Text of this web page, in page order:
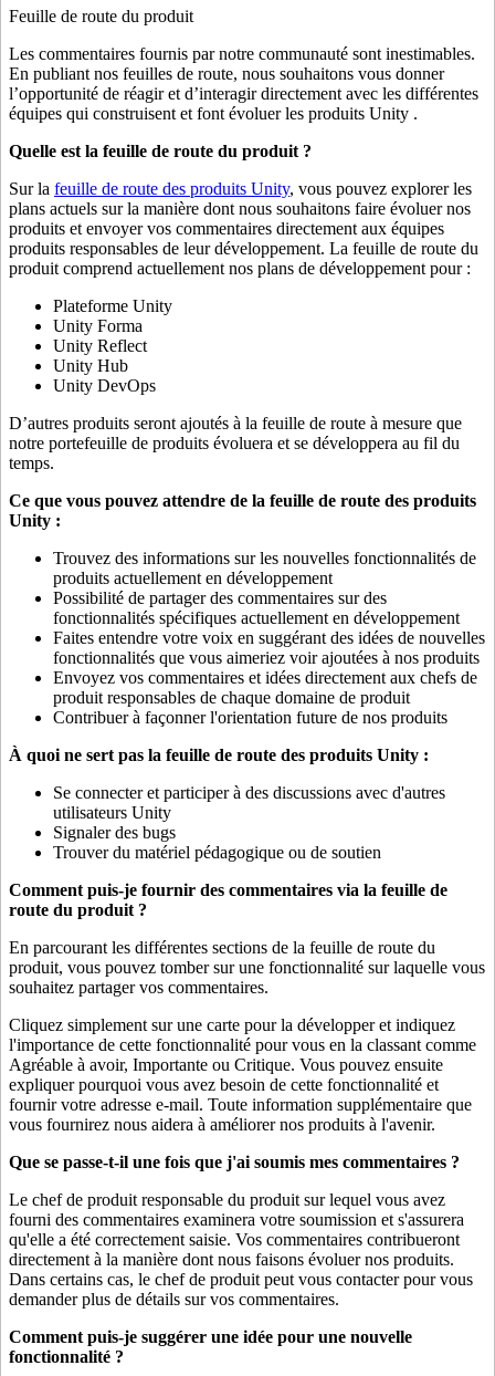
Feuille de route du produit
Les commentaires fournis par notre communauté sont inestimables.
En publiant nos feuilles de route, nous souhaitons vous donner
l’opportunité de réagir et d’interagir directement avec les différentes
équipes qui construisent et font évoluer les produits Unity .
Quelle est la feuille de route du produit ?
Sur la feuille de route des produits Unity, vous pouvez explorer les
plans actuels sur la manière dont nous souhaitons faire évoluer nos
produits et envoyer vos commentaires directement aux équipes
produits responsables de leur développement. La feuille de route du
produit comprend actuellement nos plans de développement pour :
Plateforme Unity
Unity Forma
Unity Reflect
Unity Hub
Unity DevOps
D’autres produits seront ajoutés à la feuille de route à mesure que
notre portefeuille de produits évoluera et se développera au fil du
temps.
Ce que vous pouvez attendre de la feuille de route des produits
Unity :
Trouvez des informations sur les nouvelles fonctionnalités de
produits actuellement en développement
Possibilité de partager des commentaires sur des
fonctionnalités spécifiques actuellement en développement
Faites entendre votre voix en suggérant des idées de nouvelles
fonctionnalités que vous aimeriez voir ajoutées à nos produits
Envoyez vos commentaires et idées directement aux chefs de
produit responsables de chaque domaine de produit
Contribuer à façonner l'orientation future de nos produits
À quoi ne sert pas la feuille de route des produits Unity :
Se connecter et participer à des discussions avec d'autres
utilisateurs Unity
Signaler des bugs
Trouver du matériel pédagogique ou de soutien
Comment puis-je fournir des commentaires via la feuille de
route du produit ?
En parcourant les différentes sections de la feuille de route du
produit, vous pouvez tomber sur une fonctionnalité sur laquelle vous
souhaitez partager vos commentaires.
Cliquez simplement sur une carte pour la développer et indiquez
l'importance de cette fonctionnalité pour vous en la classant comme
Agréable à avoir, Importante ou Critique. Vous pouvez ensuite
expliquer pourquoi vous avez besoin de cette fonctionnalité et
fournir votre adresse e-mail. Toute information supplémentaire que
vous fournirez nous aidera à améliorer nos produits à l'avenir.
Que se passe-t-il une fois que j'ai soumis mes commentaires ?
Le chef de produit responsable du produit sur lequel vous avez
fourni des commentaires examinera votre soumission et s'assurera
qu'elle a été correctement saisie. Vos commentaires contribueront
directement à la manière dont nous faisons évoluer nos produits.
Dans certains cas, le chef de produit peut vous contacter pour vous
demander plus de détails sur vos commentaires.
Comment puis-je suggérer une idée pour une nouvelle
fonctionnalité ?